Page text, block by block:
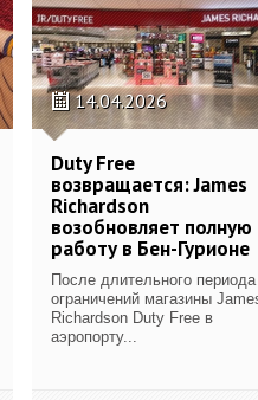
14.04.2026
Duty Free
возвращается: James
Richardson
возобновляет полную
работу в Бен-Гурионе
После длительного периода
ограничений магазины
Richardson Duty Free в
аэропорту...